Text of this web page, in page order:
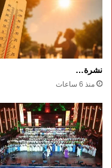
نشرة…
منذ 6 ساعات